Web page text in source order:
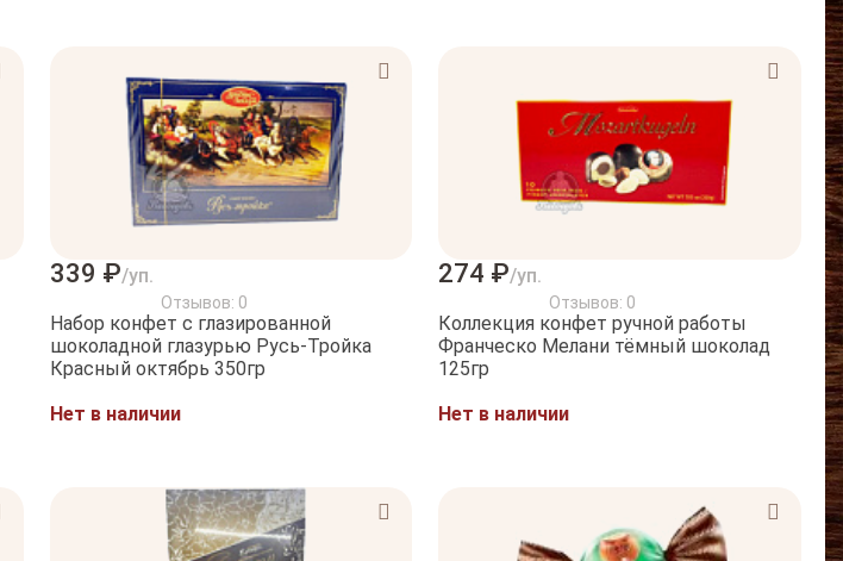
339 ₽/уп.
Отзывов: 0
Набор конфет с глазированной
шоколадной глазурью Русь-Тройка
Красный октябрь 350гр
Нет в наличии
274 ₽/уп.
Отзывов: 0
Коллекция конфет ручной работы
Франческо Мелани тёмный шоколад
125гр
Нет в наличии